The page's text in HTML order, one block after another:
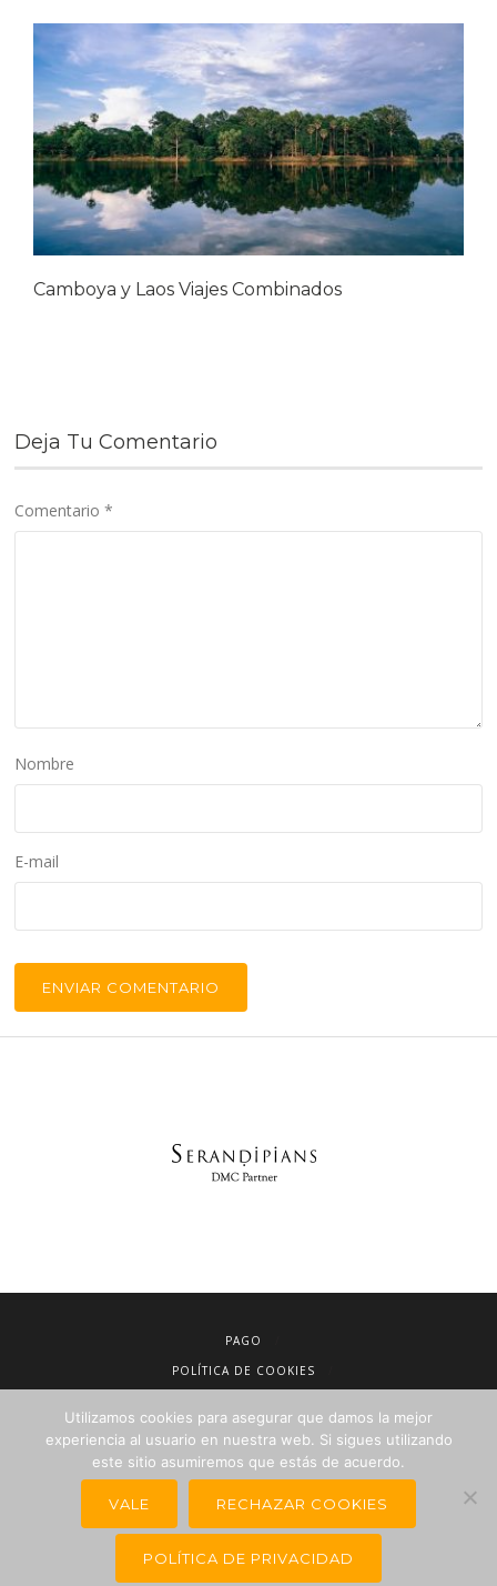
Camboya y Laos Viajes Combinados
Deja Tu Comentario
Comentario*
Nombre
E-mail
PAGO
POLÍTICA DE COOKIES
CONDICIONES DE VENTA
POLÍTICA DE PRIVACIDAD
Utilizamos cookies para asegurar que damos la mejor
experiencia al usuario en nuestra web. Si sigues utilizando
este sitio asumiremos que estás de acuerdo.
VALE RECHAZAR COOKIES
POLÍTICA DE PRIVACIDAD